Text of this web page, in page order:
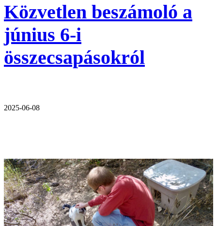
Közvetlen beszámoló a
június 6-i
összecsapásokról
2025-06-08